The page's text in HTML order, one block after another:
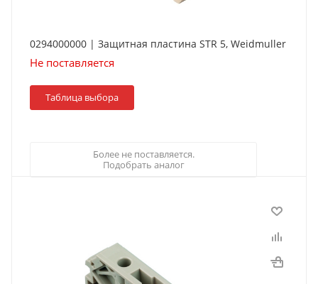
0294000000 | Защитная пластина STR 5, Weidmuller
Не поставляется
Таблица выбора
Более не поставляется.
Подобрать аналог